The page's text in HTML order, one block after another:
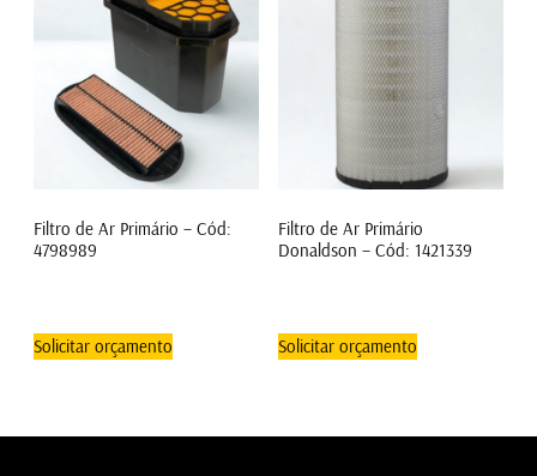
Filtro de Ar Primário – Cód:
4798989
Solicitar orçamento
Filtro de Ar Primário
Donaldson – Cód: 1421339
Solicitar orçamento